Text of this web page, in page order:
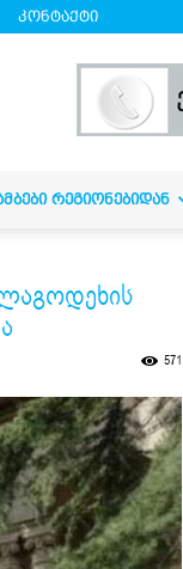
კონტაქტი
ᲠᲔᲒᲘᲝᲜᲔᲑᲘᲓᲐᲜ
571